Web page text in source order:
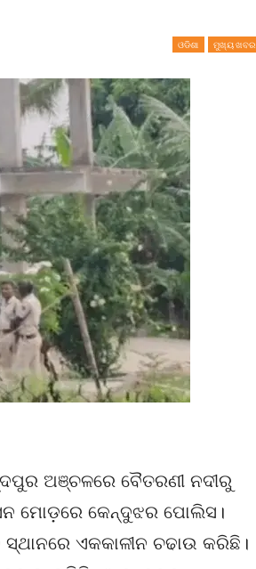
ଓଡିଶା ମୁଖ୍ୟ ଖବର
ଅଞ୍ଚଳରେ ବୈତରଣୀ ନଦୀରୁ
ମୋଡ଼ରେ କେନ୍ଦୁଝର ପୋଲିସ।
ଏକକାଳୀନ ଚଢାଉ କରିଛି।